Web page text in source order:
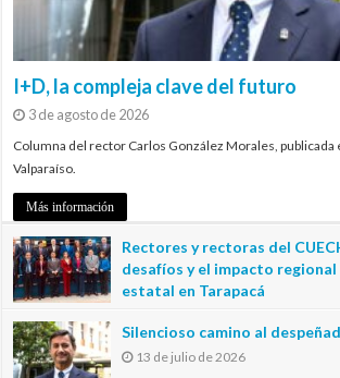
I+D, la compleja clave del futuro
3 de agosto de 2026
Columna del rector Carlos González Morales, publicada
Valparaíso.
Más información
Rectores y rectoras del
desafíos y el impacto regional
estatal en Tarapacá
Silencioso camino al
13 de julio de 2026